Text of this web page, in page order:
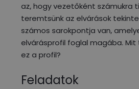
az, hogy vezetőként számukra
teremtsünk az elvárások
számos sarokpontja van,
elvárásprofil foglal magába.
ez a profil?
Feladatok